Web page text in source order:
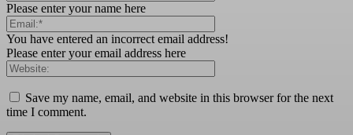
Please enter your name here
You have entered an incorrect email address!
Please enter your email address here
Save my name, email, and website in this browser for the next
time I comment.